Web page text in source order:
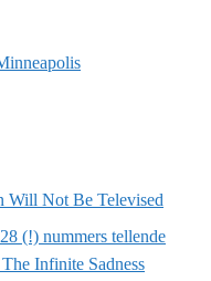
Will Not Be Televised
(!) nummers tellende
Infinite Sadness